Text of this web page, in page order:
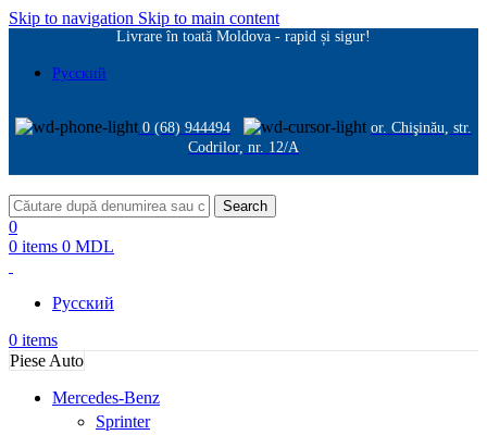
Skip to navigation Skip to main content
Livrare în toată Moldova - rapid și sigur!
Русский
0 (68) 944494
or. Chişinău, str.
Codrilor, nr. 12/A
Search
0
0 items 0 MDL
Русский
0 items
Piese Auto
Mercedes-Benz
Sprinter